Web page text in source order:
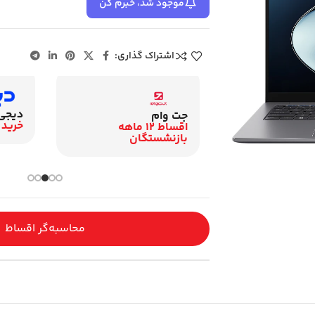
موجود شد، خبرم کن
اشتراک گذاری:
اقساط 12 ماهه
جت وام
اقساط 12 ماهه
بازنشستگان
محاسبه‌گر اقساط